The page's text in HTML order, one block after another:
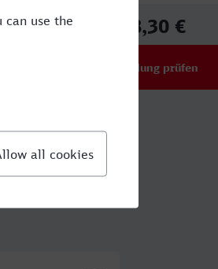
48,30 €
Verbindung prüfen